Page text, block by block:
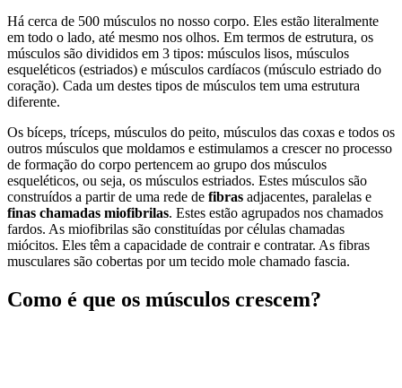
Há cerca de 500 músculos no nosso corpo. Eles estão literalmente
em todo o lado, até mesmo nos olhos. Em termos de estrutura, os
músculos são divididos em 3 tipos: músculos lisos, músculos
esqueléticos (estriados) e músculos cardíacos (músculo estriado do
coração). Cada um destes tipos de músculos tem uma estrutura
diferente.
Os bíceps, tríceps, músculos do peito, músculos das coxas e todos os
outros músculos que moldamos e estimulamos a crescer no processo
de formação do corpo pertencem ao grupo dos músculos
esqueléticos, ou seja, os músculos estriados. Estes músculos são
construídos a partir de uma rede de fibras adjacentes, paralelas e
finas chamadas miofibrilas. Estes estão agrupados nos chamados
fardos. As miofibrilas são constituídas por células chamadas
miócitos. Eles têm a capacidade de contrair e contratar. As fibras
musculares são cobertas por um tecido mole chamado fascia.
Como é que os músculos crescem?